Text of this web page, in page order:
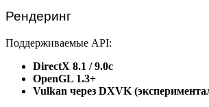
Рендеринг
Поддерживаемые API:
DirectX 8.1 / 9.0c
OpenGL 1.3+
Vulkan через DXVK